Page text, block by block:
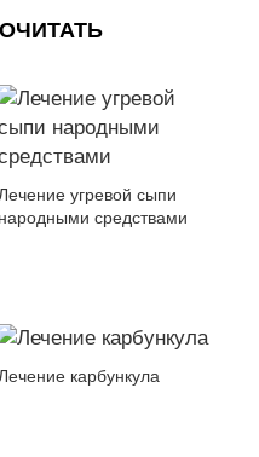
Лечение угревой сыпи
народными средствами
Лечение карбункула